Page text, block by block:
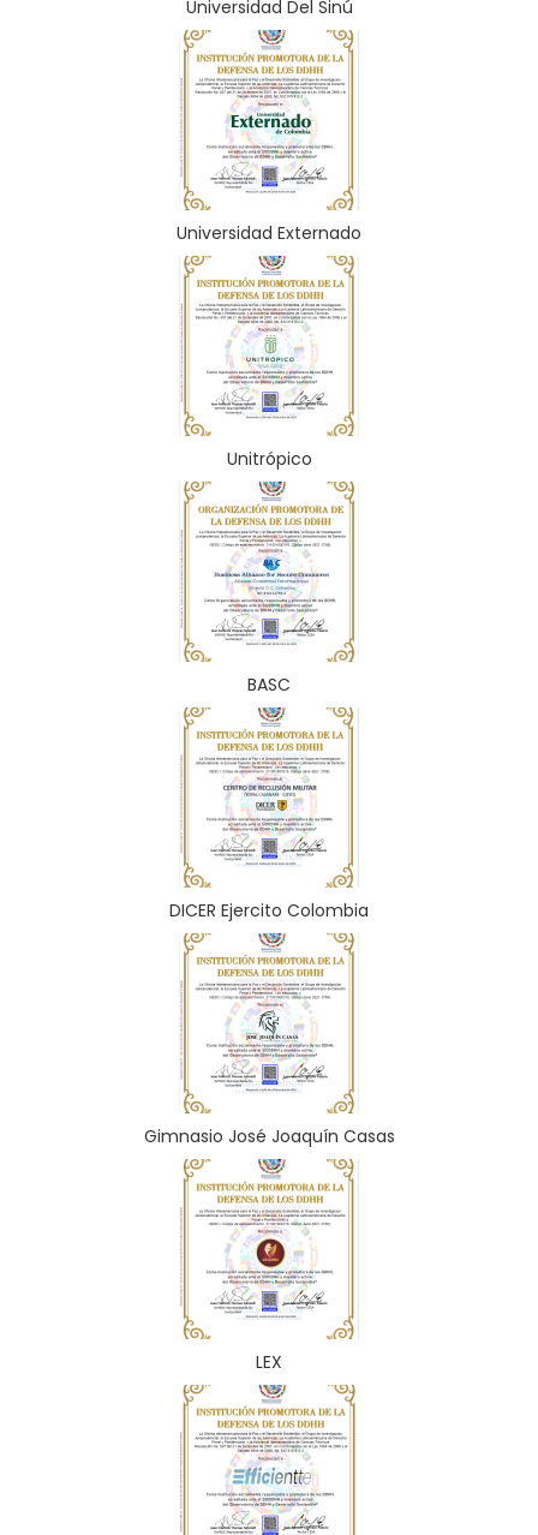
Universidad Del Sinú
Universidad Externado
Unitrópico
BASC
DICER Ejercito Colombia
Gimnasio José Joaquín Casas
LEX